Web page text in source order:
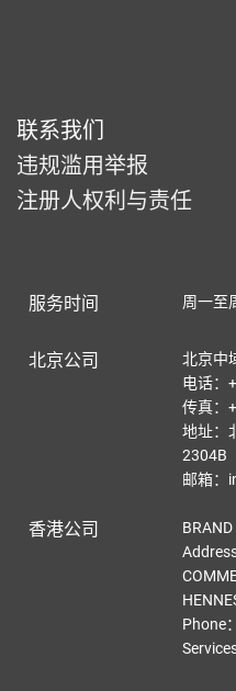
联系我们
违规滥用举报
注册人权利与责任
服务时间 周一至
北京公司
北京中
电话：
传真：
地址：
2304B
邮箱：
香港公司
Phone